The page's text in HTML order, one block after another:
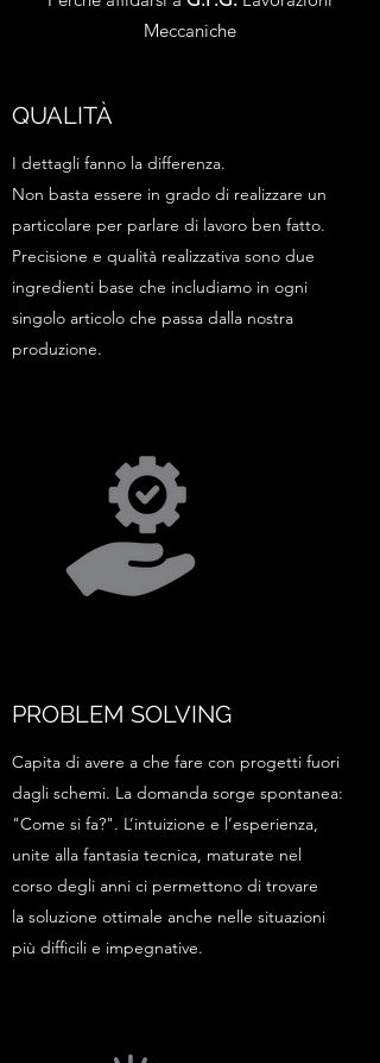
Meccaniche
QUALITÀ
I dettagli fanno la differenza.
Non basta essere in grado di realizzare un
particolare per parlare di lavoro ben fatto.
Precisione e qualità realizzativa sono due
ingredienti base che includiamo in ogni
singolo articolo che passa dalla nostra
produzione.
PROBLEM SOLVING
Capita di avere a che fare con progetti fuori
dagli schemi. La domanda sorge spontanea:
"Come si fa?". L’intuizione e l’esperienza,
unite alla fantasia tecnica, maturate nel
corso degli anni ci permettono di trovare
la soluzione ottimale anche nelle situazioni
più difficili e impegnative.